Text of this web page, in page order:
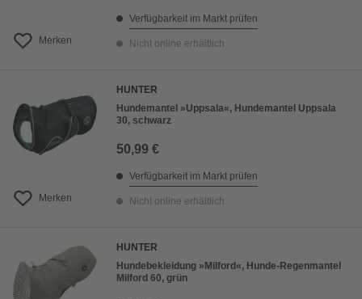
Merken
Verfügbarkeit im Markt prüfen
Nicht online erhältlich
Merken
HUNTER
Hundemantel »Uppsala«, Hundemantel Uppsala
30, schwarz
50,99 €
Verfügbarkeit im Markt prüfen
Nicht online erhältlich
HUNTER
Hundebekleidung »Milford«, Hunde-Regenmantel
Milford 60, grün